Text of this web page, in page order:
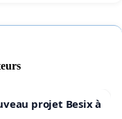
projet Besix à